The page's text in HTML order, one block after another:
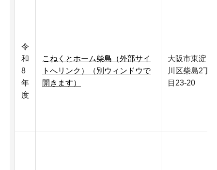
令
和
8
年
度
こねくとホーム柴島（外部サイ
トへリンク）（別ウィンドウで
開きます）
大阪市東淀
川区柴島2丁
目23-20